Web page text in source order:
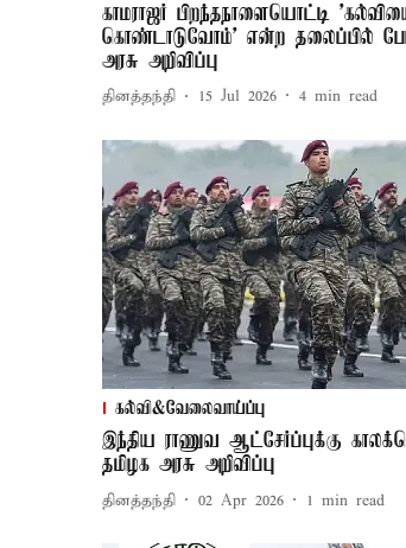
காமராஜர் பிறந்தநாளையொட்டி
கொண்டாடுவோம்' என்ற தலைப்பில்
அரசு அறிவிப்பு
தினத்தந்தி 15 Jul 2026 4 min read
கல்வி&வேலைவாய்ப்பு
இந்திய ராணுவ ஆட்சேர்ப்புக்கு
தமிழக அரசு அறிவிப்பு
தினத்தந்தி 02 Apr 2026 1 min read